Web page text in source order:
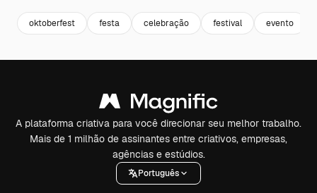
oktoberfest festa celebração festival evento
A plataforma criativa para você direcionar seu melhor trabalho.
Mais de 1 milhão de assinantes entre criativos, empresas,
agências e estúdios.
Português